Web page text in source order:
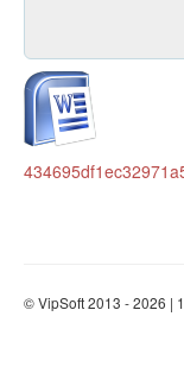
© VipSoft 2013 - 2026 |